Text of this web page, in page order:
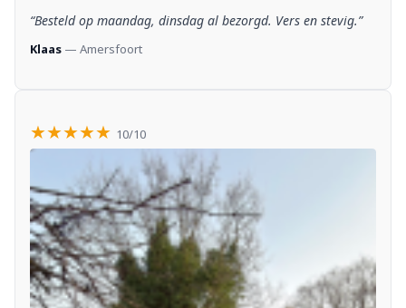
“Besteld op maandag, dinsdag al bezorgd. Vers en stevig.”
Klaas — Amersfoort
★★★★★ 10/10